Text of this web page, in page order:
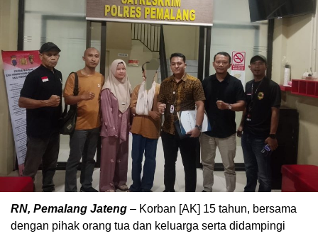
RN, Pemalang Jateng – Korban [AK] 15 tahun, bersama
dengan pihak orang tua dan keluarga serta didampingi